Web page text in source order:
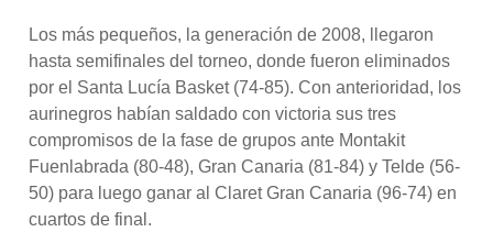
Los más pequeños, la generación de 2008, llegaron
hasta semifinales del torneo, donde fueron eliminados
por el Santa Lucía Basket (74-85). Con anterioridad, los
aurinegros habían saldado con victoria sus tres
compromisos de la fase de grupos ante Montakit
Fuenlabrada (80-48), Gran Canaria (81-84) y Telde (56-
50) para luego ganar al Claret Gran Canaria (96-74) en
cuartos de final.